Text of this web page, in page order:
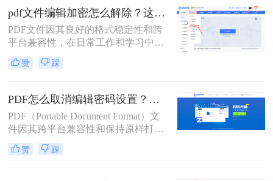
您需要编辑或复制PDF文件中的内容
时，就需要先解除这些权限密码。那
么pdf权限密码怎么解除呢？以下将详
细介绍几种解除PDF权限密码的方
法。
pdf文件编辑加密怎么解除？这二种解除加密方法看看！
PDF文件因其良好的格式稳定性和跨
平台兼容性，在日常工作和学习中得
到了广泛应用。然而，有时我们可能
会遇到一些被加密的PDF文件，这些
作。本文将详细介绍pdf文件编辑加密
怎么解除，以便用户能够自由编辑和
使用这些文件。
赞 踩
PDF怎么取消编辑密码设置？这二个pdf解密方法一定要码住！
PDF（Portable Document Format）文
件因其跨平台兼容性和保持原样打印
的特性，在日常生活和工作中得到了
广泛应用。然而，为了保护PDF文件
赞 踩